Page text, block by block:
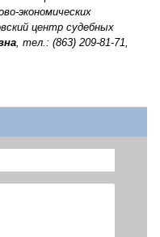
экономических
центр судебных
, тел.: (863) 209-81-71,